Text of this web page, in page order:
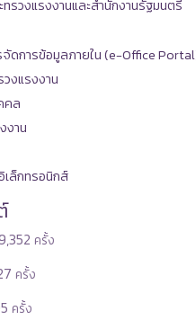
รวงแรงงานและสำนักงานรัฐมนตรี
จัดการข้อมูลภายใน (e-Office
งแรงงาน
คล
งาน
เล็กทรอนิกส์
ครั้ง
ครั้ง
ครั้ง